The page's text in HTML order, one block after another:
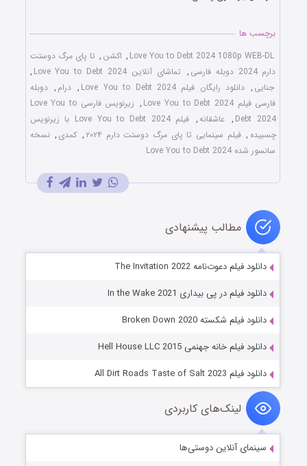
برچسب ها
Love You to Debt 2024 1080p WEB-DL
, اکشن , تا پای مرگ دوستت
دارم 2024 دوبله فارسی
, تماشای آنلاین Love You to Debt 2024
,
جنایی , دانلود رایگان فیلم Love You to Debt 2024 , درام , دوبله
فارسی فیلم Love You to Debt 2024
,
زیرنویس فارسی Love You to
Debt 2024
, عاشقانه,
فیلم Love You to Debt 2024 با زیرنویس
چسبیده , فیلم سینمایی تا پای مرگ دوستت دارم ۲۰۲۴ , کمدی , نسخه
سانسور شده Love You to Debt 2024
مطالب پیشنهادی
دانلود فیلم دعوت‌نامه The Invitation 2022
دانلود فیلم در پی بیداری In the Wake 2021
دانلود فیلم شکسته Broken Down 2020
دانلود فیلم خانه جهنمی Hell House LLC 2015
دانلود فیلم All Dirt Roads Taste of Salt 2023
لینک‌های کاربردی
سینمای آنلاین دوستی‌ها